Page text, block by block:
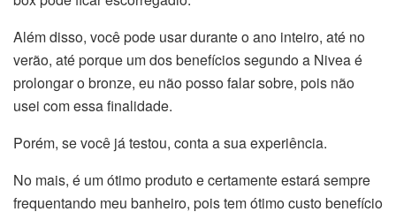
Além disso, você pode usar durante o ano inteiro, até no
verão, até porque um dos benefícios segundo a Nivea é
prolongar o bronze, eu não posso falar sobre, pois não
usei com essa finalidade.
Porém, se você já testou, conta a sua experiência.
No mais, é um ótimo produto e certamente estará sempre
frequentando meu banheiro, pois tem ótimo custo benefício